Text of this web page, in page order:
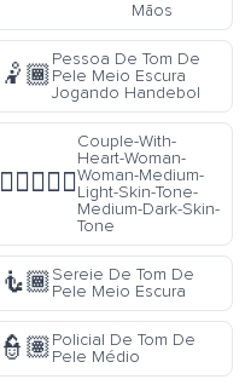
Mãos
🤾🏾
Pessoa De Tom De
Pele Meio Escura
Jogando Handebol
👩🏼‍❤️‍👩🏾
Couple-With-
Heart-Woman-
Woman-Medium-
Light-Skin-Tone-
Medium-Dark-Skin-
Tone
🧜🏾Sereie De Tom De
Pele Meio Escura
👮🏽Policial De Tom De
Pele Médio